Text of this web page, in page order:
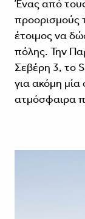
Ένας από
προορισμούς
έτοιμος να
πόλης. Την
Σεβέρη 3, το
για ακόμη μία
ατμόσφαιρα